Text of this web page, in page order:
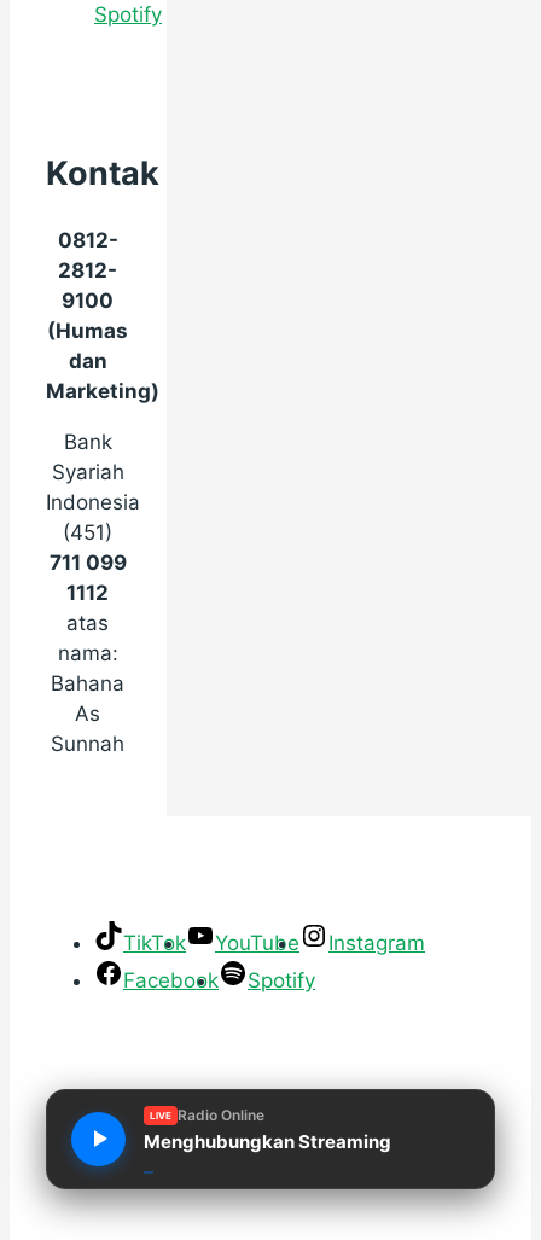
Spotify
Kontak
0812-
2812-
9100
(Humas
dan
Marketing)
Bank
Syariah
Indonesia
(451)
711 099
1112
atas
nama:
Bahana
As
Sunnah
TikTok YouTube
Instagram
Facebook
Spotify
LIVE Radio Online
Menghubungkan Streaming